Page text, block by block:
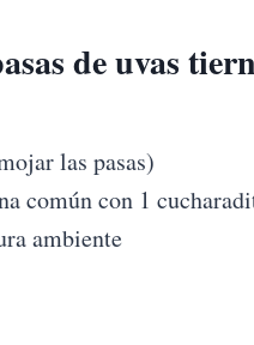
de uvas
las pasas)
común con 1
ambiente